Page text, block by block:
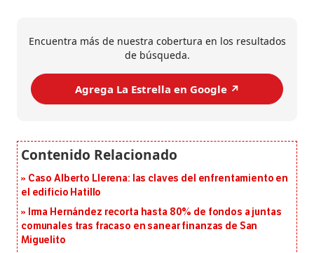
Encuentra más de nuestra cobertura en los resultados
de búsqueda.
Agrega La Estrella en Google ↗️
Caso Alberto Llerena: las claves del enfrentamiento en
el edificio Hatillo
Irma Hernández recorta hasta 80% de fondos a juntas
comunales tras fracaso en sanear finanzas de San
Miguelito